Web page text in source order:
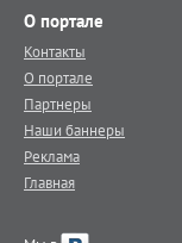
О портале
Контакты
О портале
Партнеры
Наши баннеры
Реклама
Главная